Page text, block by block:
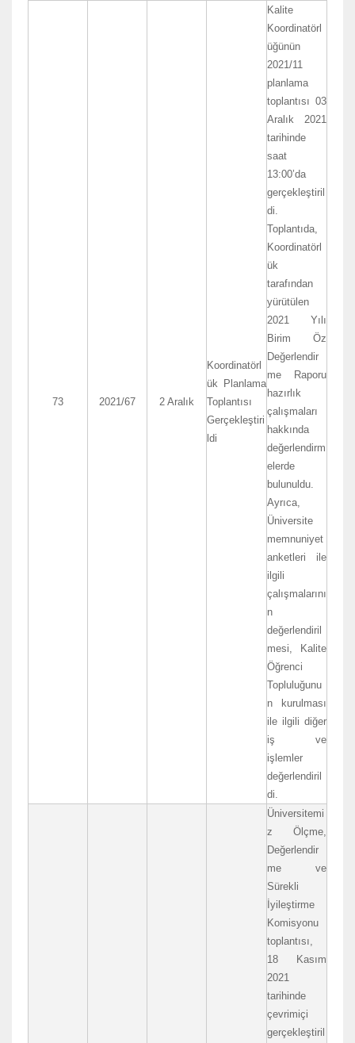
73 2021/67 2 Aralık
Koordinatörl
ük Planlama
Toplantısı
Gerçekleştiri
ldi
Kalite
Koordinatörl
üğünün
2021/11
planlama
toplantısı 03
Aralık 2021
tarihinde
saat
13:00’da
gerçekleştiril
di.
Toplantıda,
Koordinatörl
ük
tarafından
yürütülen
2021 Yılı
Birim Öz
Değerlendir
me Raporu
hazırlık
çalışmaları
hakkında
değerlendirm
elerde
bulunuldu.
Ayrıca,
Üniversite
memnuniyet
anketleri ile
ilgili
çalışmalarını
n
değerlendiril
mesi, Kalite
Öğrenci
Topluluğunu
n kurulması
ile ilgili diğer
iş ve
işlemler
değerlendiril
di.
Üniversitemi
z Ölçme,
Değerlendir
me ve
Sürekli
İyileştirme
Komisyonu
toplantısı,
18 Kasım
2021
tarihinde
çevrimiçi
gerçekleştiril